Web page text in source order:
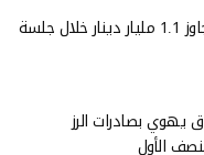
تداولات سوق العراق تتجاوز 1.1 مليار دينار خلال جلسة
يهوي بصادرات الرز